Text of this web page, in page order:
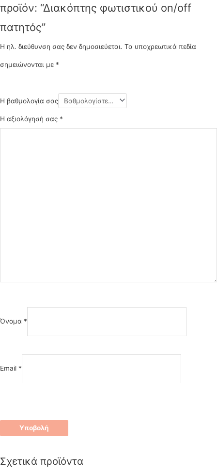
προϊόν: “Διακόπτης φωτιστικού on/off
πατητός”
Η ηλ. διεύθυνση σας δεν δημοσιεύεται. Τα υποχρεωτικά πεδία
σημειώνονται με *
Η βαθμολογία σας
Η αξιολόγησή σας *
Όνομα *
Email *
Σχετικά προϊόντα